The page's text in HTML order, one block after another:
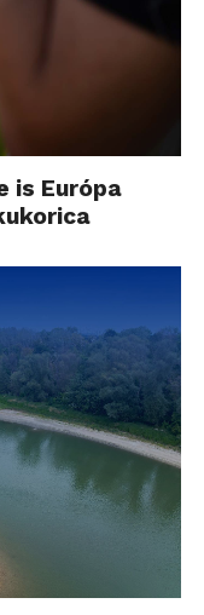
is Európa